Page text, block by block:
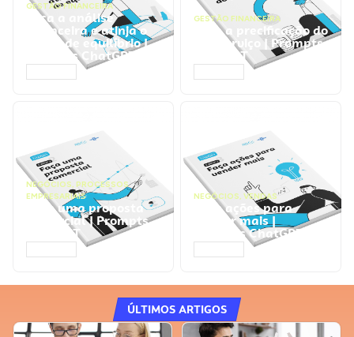
GESTÃO FINANCEIRA
Faça a análise
financeira e atinja o
ponto de equilíbrio |
Prompts ChatGPT
GESTÃO FINANCEIRA
Faça a precificação do
seu serviço | Prompts
ChatGPT
NEGÓCIOS, PROCESSOS
EMPRESARIAIS
Faça uma proposta
comercial | Prompts
ChatGPT
NEGÓCIOS, VENDAS
Faça ações para
vender mais |
Prompts ChatGPT
ÚLTIMOS ARTIGOS